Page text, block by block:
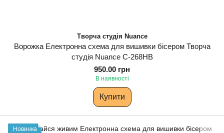
Творча студія Nuance
Ворожка Електронна схема для вишивки бісером Творча
студія Nuance С-268НВ
950.00 грн
В наявності
Купити
Новинка